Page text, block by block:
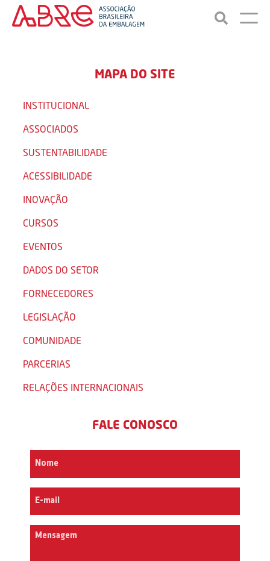
MAPA DO SITE
INSTITUCIONAL
ASSOCIADOS
SUSTENTABILIDADE
ACESSIBILIDADE
INOVAÇÃO
CURSOS
EVENTOS
DADOS DO SETOR
FORNECEDORES
LEGISLAÇÃO
COMUNIDADE
PARCERIAS
RELAÇÕES INTERNACIONAIS
FALE CONOSCO